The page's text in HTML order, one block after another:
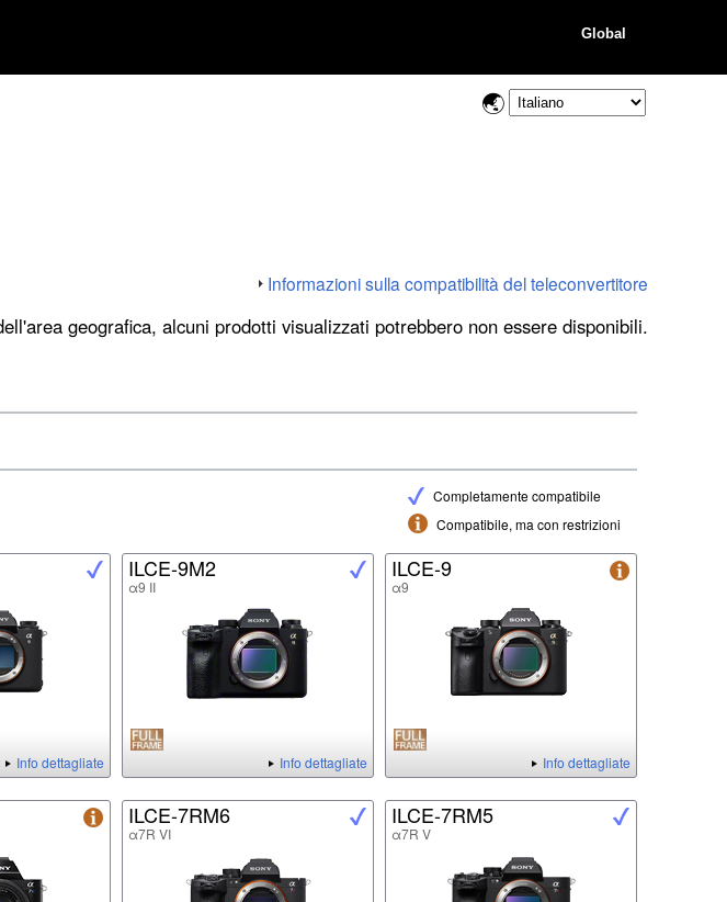
Global
Informazioni sulla compatibilità del teleconvertitore
geografica, alcuni prodotti visualizzati potrebbero non essere disponibili.
Completamente compatibile
Compatibile, ma con restrizioni
Info dettagliate
ILCE-9M2
α9 II
Info dettagliate
ILCE-9
α9
Info dettagliate
ILCE-7RM6
α7R VI
ILCE-7RM5
α7R V